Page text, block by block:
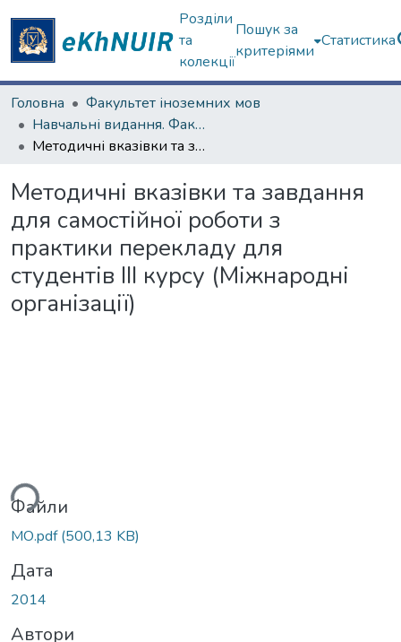
Розділи
та
колекції
Пошук за
критеріями
Статистика
Головна
Факультет іноземних мов
Навчальні видання. Факультет іноземних мов
Методичні вказівки та завдання для самостійної роботи з практики перекладу для студентів III курсу (Міжнародні організації)
Методичні вказівки та завдання
для самостійної роботи з
практики перекладу для
студентів III курсу (Міжнародні
організації)
Файли
МО.pdf(500,13 KB)
Дата
2014
Автори